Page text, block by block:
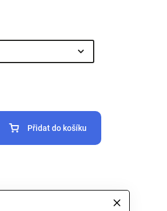
Přidat do košíku